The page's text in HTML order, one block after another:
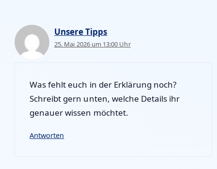
Unsere Tipps
25. Mai 2026 um 13:00 Uhr
Was fehlt euch in der Erklärung noch?
Schreibt gern unten, welche Details ihr
genauer wissen möchtet.
Antworten